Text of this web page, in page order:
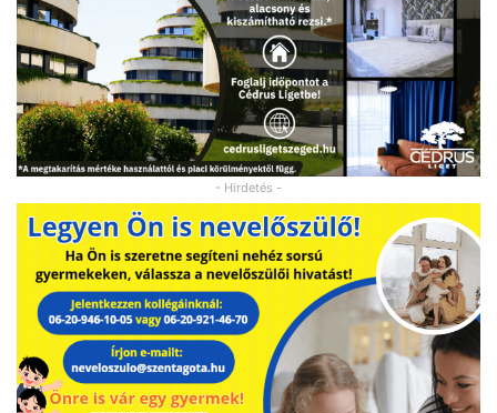
- Hirdetés -